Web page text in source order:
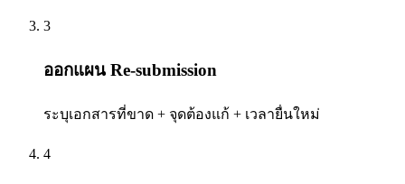
3
ออกแผน Re-submission
ระบุเอกสารที่ขาด + จุดต้องแก้ + เวลายื่นใหม่
4